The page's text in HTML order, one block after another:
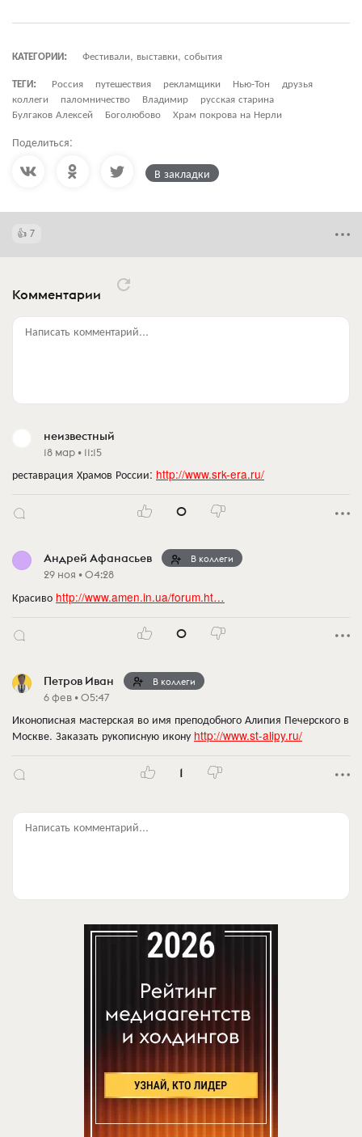
КАТЕГОРИИ:
Фестивали, выставки, события
ТЕГИ:
Россия путешествия рекламщики Нью-Тон
друзья
коллеги
паломничество Владимир
русская старина
Булгаков Алексей
Боголюбово Храм покрова на Нерли
Поделиться:
В закладки
7
Комментарии
Написать комментарий...
неизвестный
18 мар • 11:15
реставрация Храмов России: http://www.srk-era.ru/
0
Андрей Афанасьев В коллеги
29 ноя • 04:28
Красиво http://www.amen.in.ua/forum.ht…
0
Петров Иван В коллеги
6 фев • 05:47
Иконописная мастерская во имя преподобного Алипия Печерского в
Москве. Заказать рукописную икону http://www.st-alipy.ru/
1
Написать комментарий...